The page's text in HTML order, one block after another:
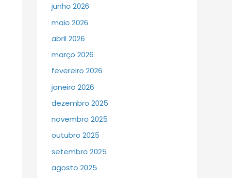
junho 2026
maio 2026
abril 2026
março 2026
fevereiro 2026
janeiro 2026
dezembro 2025
novembro 2025
outubro 2025
setembro 2025
agosto 2025